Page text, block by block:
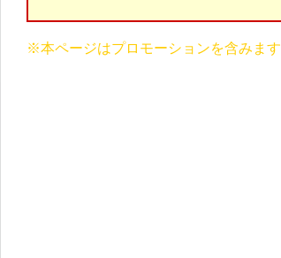
※本ページはプロモーションを含みます